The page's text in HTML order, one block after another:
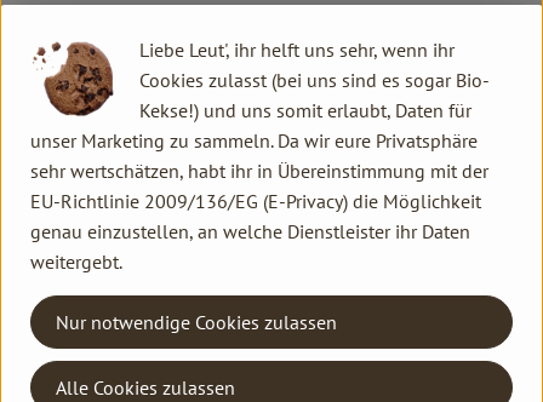
Zutaten
Produktdatenblatt
Herkunft
Hersteller: Burgermühle
Deutschland
Liebe Leut', ihr helft uns sehr, wenn ihr
Cookies zulasst (bei uns sind es sogar Bio-
Kekse!) und uns somit erlaubt, Daten für
unser Marketing zu sammeln. Da wir eure Privatsphäre
sehr wertschätzen, habt ihr in Übereinstimmung mit der
EU-Richtlinie 2009/136/EG (E-Privacy) die Möglichkeit
genau einzustellen, an welche Dienstleister ihr Daten
weitergebt.
Nur notwendige Cookies zulassen
Alle Cookies zulassen